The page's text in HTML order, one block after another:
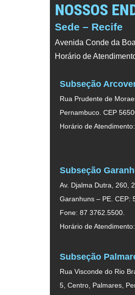
NOSSOS
Sede – Recife
Avenida Conde da
Horário de
Subseção
Rua Prudente de
Pernambuco. CEP
Horário de
Subseção
Av. Djalma Dutra, 260,
Garanhuns – PE. CEP:
Fone: 87 3762.5500.
Horário de
Subseção
Rua Visconde do Rio
5, Centro, Palmares,